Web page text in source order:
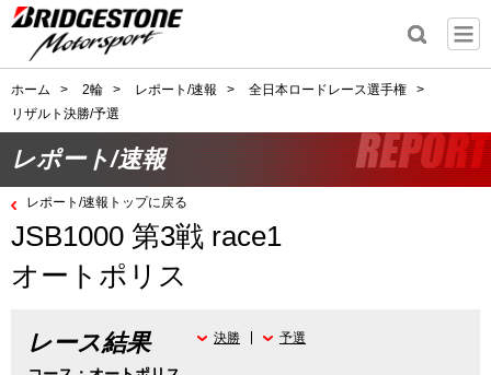
ホーム > 2輪 > レポート/速報 > 全日本ロードレース選手権
>
リザルト決勝/予選
レポート/速報
レポート/速報トップに戻る
JSB1000 第3戦 race1
オートポリス
レース結果 決勝 予選